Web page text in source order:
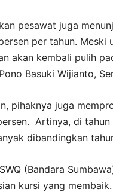
pesawat juga
per tahun.
akan kembali pulih
Basuki Wijianto,
pihaknya juga
Artinya, di
dibandingkan
(Bandara
kursi yang